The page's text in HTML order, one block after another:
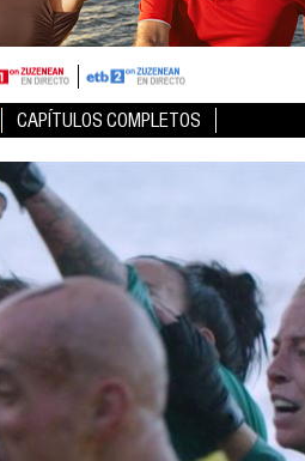
CAPÍTULOS COMPLETOS